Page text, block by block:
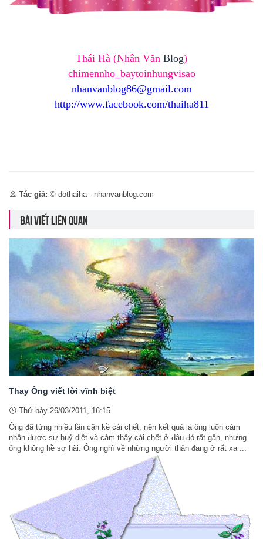
Thái Hà (Nhân Văn Blog)
chimennho_baytoinhungvisao
nhanvanblog86@gmail.com
http://www.facebook.com/thaiha811
Tác giả: © dothaiha - nhanvanblog.com
BÀI VIẾT LIÊN QUAN
Thay Ông viết lời vĩnh biệt
Thứ bảy 26/03/2011, 16:15
Ông đã từng nhiều lần cận kề cái chết, nên kết quả là ông luôn cảm
nhận được sự huỷ diệt và cảm thấy cái chết ở đâu đó rất gần, nhưng
ông không hề sợ hãi. Ông nghĩ về những người thân đang ở rất xa ...